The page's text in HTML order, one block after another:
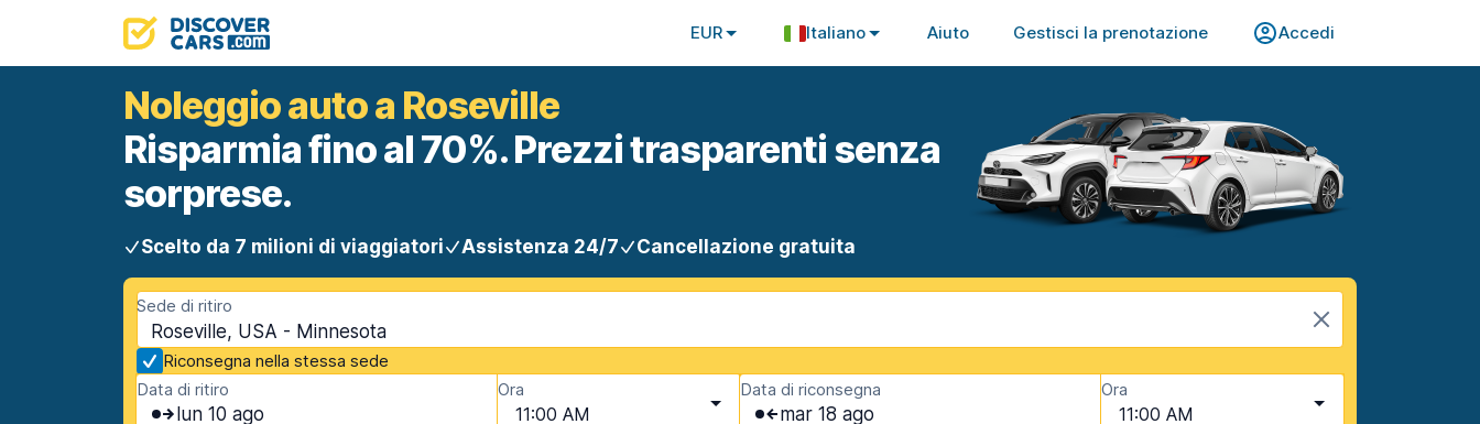
EUR Italiano Aiuto Gestisci la prenotazione Accedi
Noleggio auto a Roseville
Risparmia fino al 70%. Prezzi trasparenti senza
sorprese.
Scelto da 7 milioni di viaggiatori Assistenza 24/7 Cancellazione gratuita
Sede di ritiro
Roseville, USA - Minnesota
Riconsegna nella stessa sede
Data di ritiro
lun 10 ago
Ora
11:00 AM
Data di riconsegna
mar 18 ago
Ora
11:00 AM